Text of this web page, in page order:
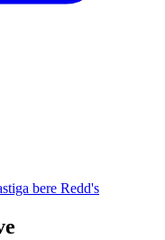
bere Redd's